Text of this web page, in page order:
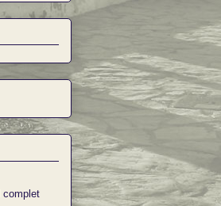
complet